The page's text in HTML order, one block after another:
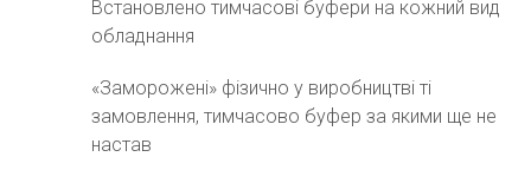
Встановлено тимчасові буфери на кожний вид
обладнання
«Заморожені» фізично у виробництві ті
замовлення, тимчасово буфер за якими ще не
настав